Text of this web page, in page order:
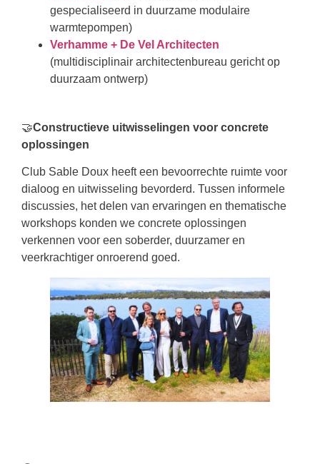
gespecialiseerd in duurzame modulaire
warmtepompen)
Verhamme + De Vel Architecten
(multidisciplinair architectenbureau gericht op
duurzaam ontwerp)
🤝Constructieve uitwisselingen voor concrete
oplossingen
Club Sable Doux heeft een bevoorrechte ruimte voor
dialoog en uitwisseling bevorderd. Tussen informele
discussies, het delen van ervaringen en thematische
workshops konden we concrete oplossingen
verkennen voor een soberder, duurzamer en
veerkrachtiger onroerend goed.